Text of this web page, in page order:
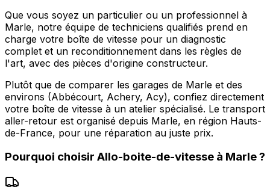
Que vous soyez un particulier ou un professionnel à
Marle, notre équipe de techniciens qualifiés prend en
charge votre boîte de vitesse pour un diagnostic
complet et un reconditionnement dans les règles de
l'art, avec des pièces d'origine constructeur.
Plutôt que de comparer les garages de Marle et des
environs (Abbécourt, Achery, Acy), confiez directement
votre boîte de vitesse à un atelier spécialisé. Le transport
aller-retour est organisé depuis Marle, en région Hauts-
de-France, pour une réparation au juste prix.
Pourquoi choisir Allo-boite-de-vitesse à Marle?